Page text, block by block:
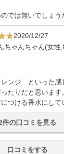
では無いでしょう
2020/12/27
ちゃんちゃん(女性
ンジ…といった感
たりだと思います
つける香水にして
件の口コミを見る
口コミをする